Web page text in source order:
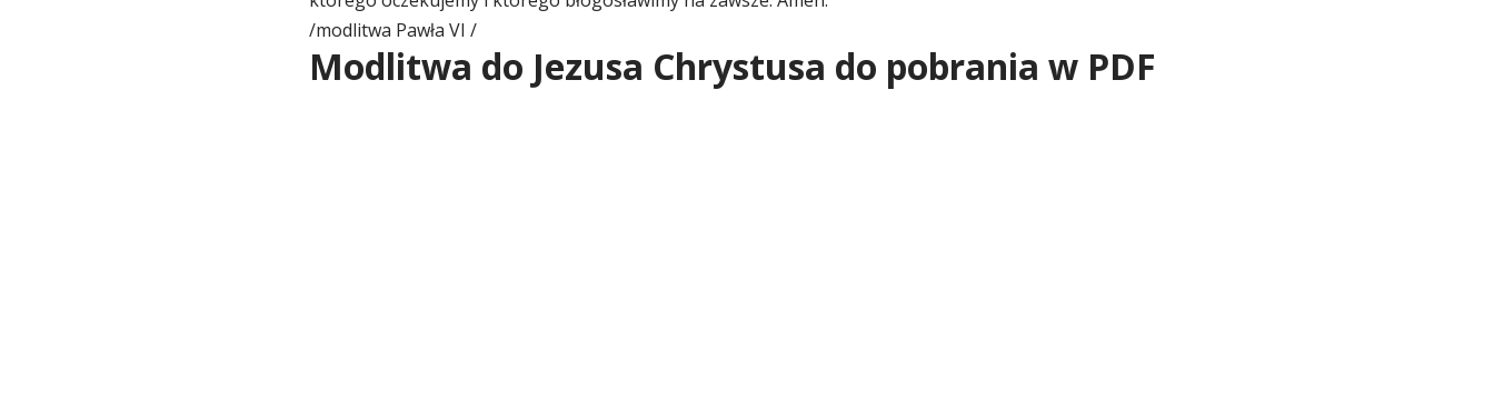
/modlitwa Pawła VI /
Modlitwa do Jezusa Chrystusa do pobrania w PDF